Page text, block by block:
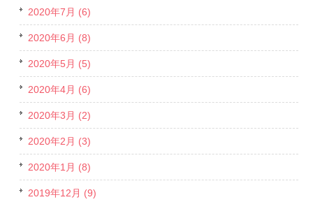
2020年7月 (6)
2020年6月 (8)
2020年5月 (5)
2020年4月 (6)
2020年3月 (2)
2020年2月 (3)
2020年1月 (8)
2019年12月 (9)